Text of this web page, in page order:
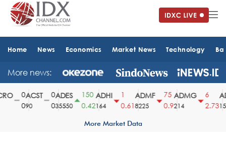
Home News Economics Market News Technology
More news:
ACST
90
ADES
35550
150
0.42
ADHI
164
0.61
ADMF
8225
75
0.9
ADMG
214
2.73
More Market Data